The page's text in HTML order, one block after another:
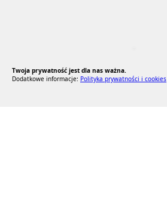
Twoja prywatność jest dla nas ważna.
Dodatkowe informacje: Polityka prywatności i cookies